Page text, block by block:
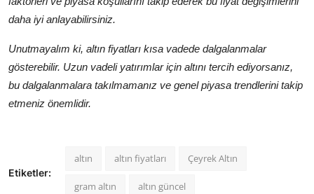
daha iyi anlayabilirsiniz.
Unutmayalım ki, altın fiyatları kısa vadede dalgalanmalar
gösterebilir. Uzun vadeli yatırımlar için altını tercih ediyorsanız,
bu dalgalanmalara takılmamanız ve genel piyasa trendlerini takip
etmeniz önemlidir.
Etiketler:
altın altın fiyatları Çeyrek Altın
gram altın altın güncel